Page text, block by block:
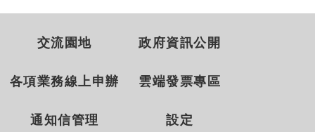
交流園地 政府資訊公開
各項業務線上申辦 雲端發票專區
通知信管理 設定